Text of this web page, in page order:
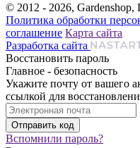
© 2012 - 2026, Gardenshop,
Политика обработки
соглашение Карта сайта
Разработка сайта
Восстановить пароль
Главное - безопасность
Укажите почту от вашего
ссылкой для
Вспомнили пароль?